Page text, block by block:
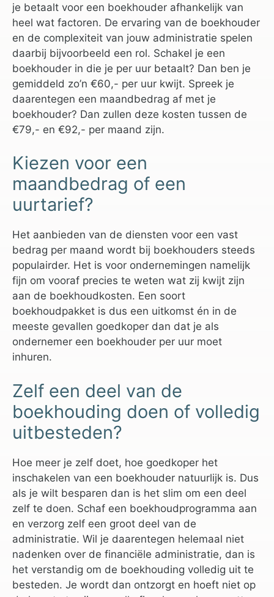
je betaalt voor een boekhouder afhankelijk van
heel wat factoren. De ervaring van de boekhouder
en de complexiteit van jouw administratie spelen
daarbij bijvoorbeeld een rol. Schakel je een
boekhouder in die je per uur betaalt? Dan ben je
gemiddeld zo’n €60,- per uur kwijt. Spreek je
daarentegen een maandbedrag af met je
boekhouder? Dan zullen deze kosten tussen de
€79,- en €92,- per maand zijn.
Kiezen voor een
maandbedrag of een
uurtarief?
Het aanbieden van de diensten voor een vast
bedrag per maand wordt bij boekhouders steeds
populairder. Het is voor ondernemingen namelijk
fijn om vooraf precies te weten wat zij kwijt zijn
aan de boekhoudkosten. Een soort
boekhoudpakket is dus een uitkomst én in de
meeste gevallen goedkoper dan dat je als
ondernemer een boekhouder per uur moet
inhuren.
Zelf een deel van de
boekhouding doen of volledig
uitbesteden?
Hoe meer je zelf doet, hoe goedkoper het
inschakelen van een boekhouder natuurlijk is. Dus
als je wilt besparen dan is het slim om een deel
zelf te doen. Schaf een boekhoudprogramma aan
en verzorg zelf een groot deel van de
administratie. Wil je daarentegen helemaal niet
nadenken over de financiële administratie, dan is
het verstandig om de boekhouding volledig uit te
besteden. Je wordt dan ontzorgt en hoeft niet op